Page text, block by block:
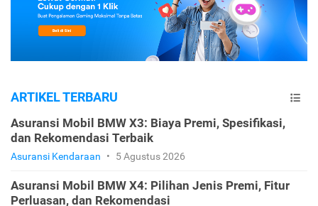
ARTIKEL TERBARU
Asuransi Mobil BMW X3: Biaya Premi, Spesifikasi,
dan Rekomendasi Terbaik
Asuransi Kendaraan • 5 Agustus 2026
Asuransi Mobil BMW X4: Pilihan Jenis Premi, Fitur
Perluasan, dan Rekomendasi